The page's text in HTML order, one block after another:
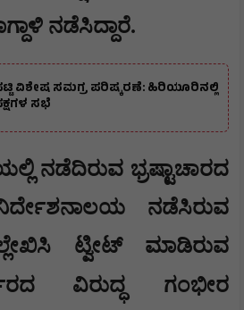
ನಡೆಸಿದ್ದಾರೆ.
ವಿಶೇಷ ಸಮಗ್ರ ಪರಿಷ್ಕರಣೆ: ಹಿರಿಯೂರಿನಲ್ಲಿ
ಸಭೆ
ನಡೆದಿರುವ ಭ್ರಷ್ಟಾಚಾರದ
ನಡೆಸಿರುವ
ಟ್ವೀಟ್ ಮಾಡಿರುವ
ವಿರುದ್ಧ ಗಂಭೀರ